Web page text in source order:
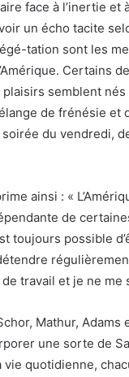
face à l’inertie et
un écho tacite
tation sont les
Certains
semblent nés
de frénésie et
soirée du vendredi,
ainsi : «
de
toujours possible
travail et je ne me
Mathur, Adams
une sorte de
vie quotidienne,